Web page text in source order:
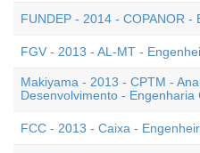
FUNDEP - 2014 - COPANOR -
FGV - 2013 - AL-MT -
Makiyama - 2013 - CPTM -
Desenvolvimento - Engenharia
FCC - 2013 - Caixa -